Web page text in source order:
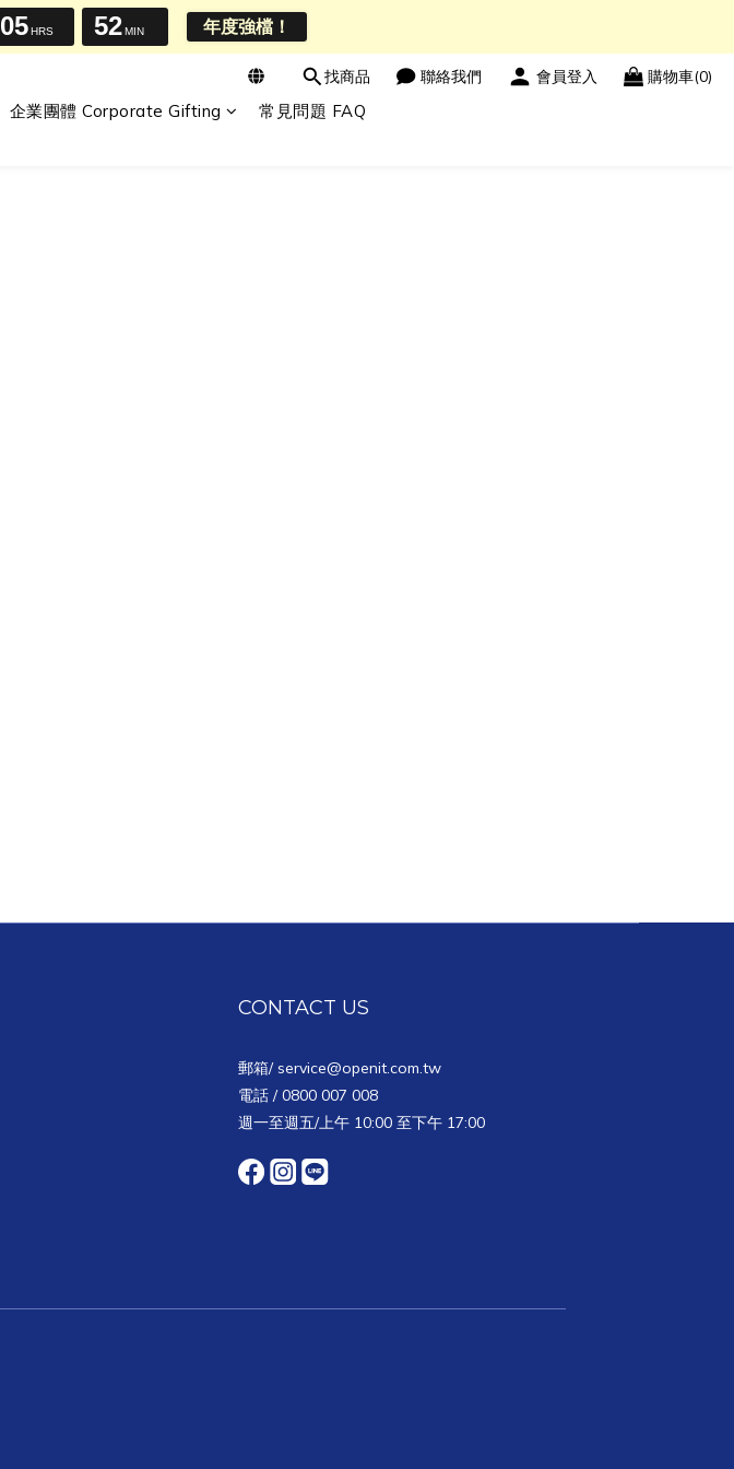
找商品 聯絡我們 會員登入 購物車(0)
企業團體 Corporate Gifting 常見問題 FAQ
CONTACT US
郵箱/ service@openit.com.tw
電話 / 0800 007 008
週一至週五/上午 10:00 至下午 17:00
05HRS 52MIN 年度強檔！